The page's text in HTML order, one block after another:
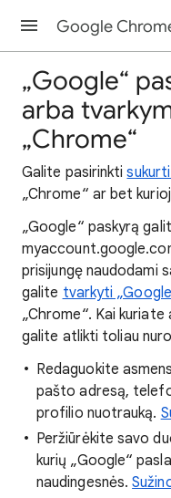
Google
„Google“
arba
„Chrome“
Galite pasirinkti
„Chrome“ ar bet
„Google“ paskyrą
prisijungę naudodami
galite tvarkyti
„Chrome“. Kai
galite atlikti toliau
Redaguokite
pašto adresą,
profilio nuotrauką.
Peržiūrėkite savo
kurių „Google“
naudingesnės.